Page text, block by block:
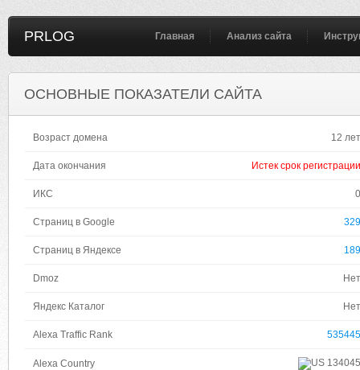
PRLOG Главная Анализ сайта
ОСНОВНЫЕ ПОКАЗАТЕЛИ САЙТА
Возраст домена 12 лет
Дата окончания Истек срок регистрации
ИКС 0
Страниц в Google 329
Страниц в Яндексе 189
Dmoz Нет
Яндекс Каталог Нет
Alexa Traffic Rank 535445
Alexa Country 134045